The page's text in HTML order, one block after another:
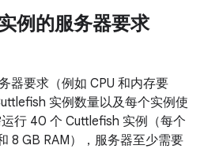
例的服务器要求
器要求（例如 CPU 和内存要
实例数量以及每个实例使
行 40 个 Cuttlefish 实例（每个
8 GB RAM），服务器至少需要